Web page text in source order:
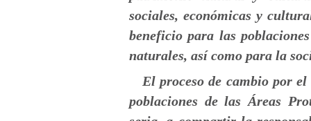
sociales, económicas y
beneficio para las
naturales, así como para la
El proceso de cambio por
poblaciones de las Áreas